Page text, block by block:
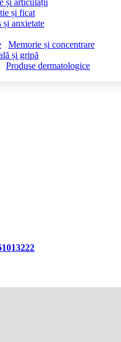
și articulații
și ficat
și anxietate
Memorie și concentrare
și gripă
Produse dermatologice